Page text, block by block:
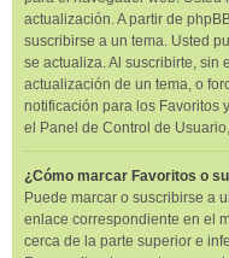
actualización. A partir de
suscribirse a un tema. Usted
se actualiza. Al suscribirte, sin
actualización de un tema, o
notificación para los Favoritos
el Panel de Control de
¿Cómo marcar Favoritos o
Puede marcar o suscribirse a
enlace correspondiente en el
cerca de la parte superior e